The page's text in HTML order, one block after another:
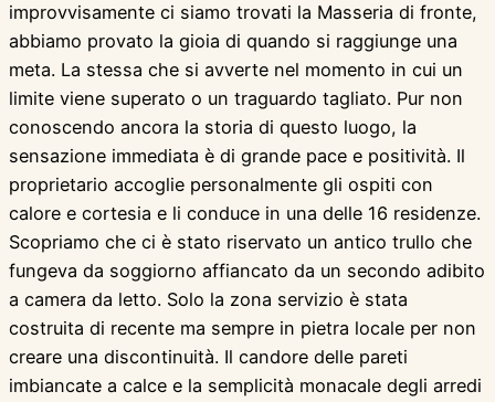
improvvisamente ci siamo trovati la Masseria di fronte,
abbiamo provato la gioia di quando si raggiunge una
meta. La stessa che si avverte nel momento in cui un
limite viene superato o un traguardo tagliato. Pur non
conoscendo ancora la storia di questo luogo, la
sensazione immediata è di grande pace e positività. Il
proprietario accoglie personalmente gli ospiti con
calore e cortesia e li conduce in una delle 16 residenze.
Scopriamo che ci è stato riservato un antico trullo che
fungeva da soggiorno affiancato da un secondo adibito
a camera da letto. Solo la zona servizio è stata
costruita di recente ma sempre in pietra locale per non
creare una discontinuità. Il candore delle pareti
imbiancate a calce e la semplicità monacale degli arredi